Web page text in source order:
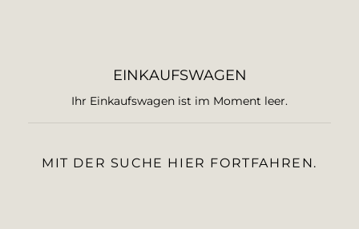
EINKAUFSWAGEN
Ihr Einkaufswagen ist im Moment leer.
MIT DER SUCHE HIER FORTFAHREN.